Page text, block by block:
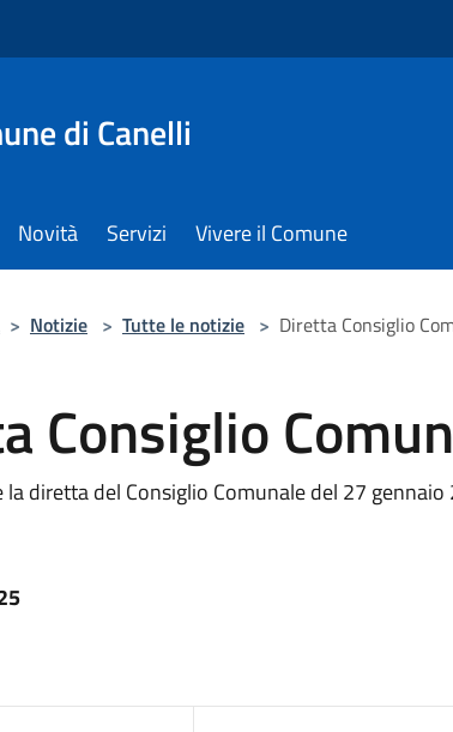
di Canelli
Novità Servizi Vivere il Comune
> Notizie > Tutte le notizie > Diretta Consiglio
Consiglio
la diretta del Consiglio Comunale del 27 gennaio